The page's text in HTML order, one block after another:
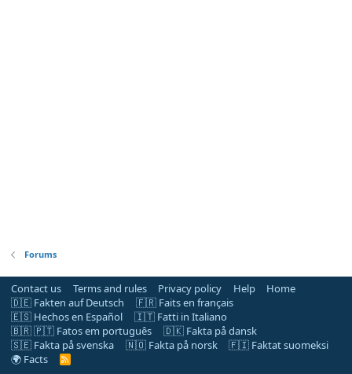
Forums
Contact us Terms and rules Privacy policy Help
Home
🇩🇪 Fakten auf Deutsch
🇫🇷 Faits en français
🇪🇸 Hechos en Español
🇮🇹 Fatti in Italiano
🇧🇷 🇵🇹 Fatos em português
🇩🇰 Fakta på dansk
🇸🇪 Fakta på svenska
🇳🇴 Fakta på norsk
🇫🇮 Faktat suomeksi
🌍 Facts
R